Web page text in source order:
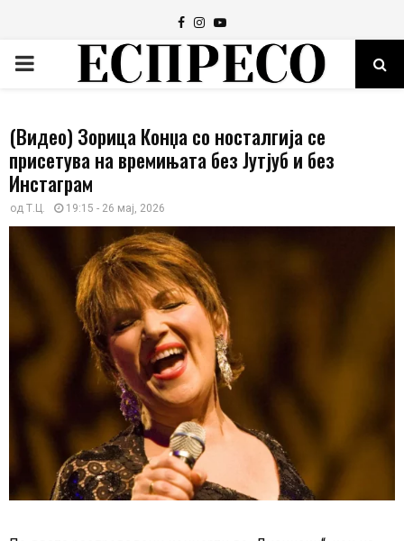
Facebook
Instagram
Youtube
PRIMARY
(Видео) Зорица Конџа со носталгија се
присетува на времињата без Јутјуб и без
Инстаграм
од Т.Ц. 19:15 - 26 мај, 2026